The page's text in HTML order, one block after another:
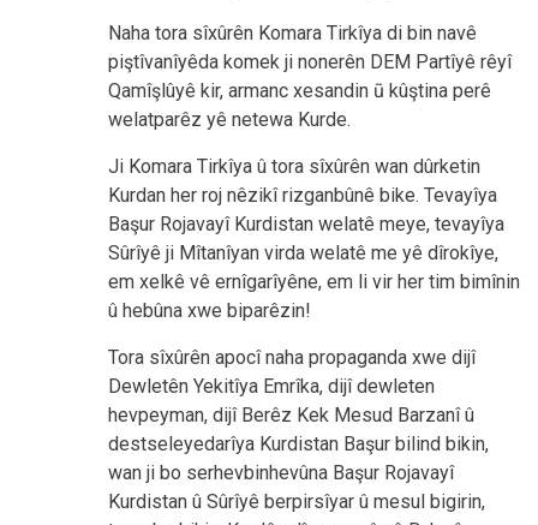
Naha tora sîxûrên Komara Tirkîya di bin navê
piştîvanîyêda komek ji nonerên DEM Partîyê rêyî
Qamîşlûyê kir, armanc xesandin ū kûştina perê
welatparêz yê netewa Kurde.
Ji Komara Tirkîya û tora sîxûrên wan dûrketin
Kurdan her roj nêzikî rizganbûnê bike. Tevayîya
Başur Rojavayî Kurdistan welatê meye, tevayîya
Sûrîyê ji Mîtanîyan virda welatê me yê dîrokîye,
em xelkê vê ernîgarîyêne, em li vir her tim bimînin
û hebûna xwe biparêzin!
Tora sîxûrên apocî naha propaganda xwe dijî
Dewletên Yekitîya Emrîka, dijî dewleten
hevpeyman, dijî Berêz Kek Mesud Barzanî û
destseleyedarîya Kurdistan Başur bilind bikin,
wan ji bo serhevbinhevûna Başur Rojavayî
Kurdistan û Sûrîyê berpirsîyar û mesul bigirin,